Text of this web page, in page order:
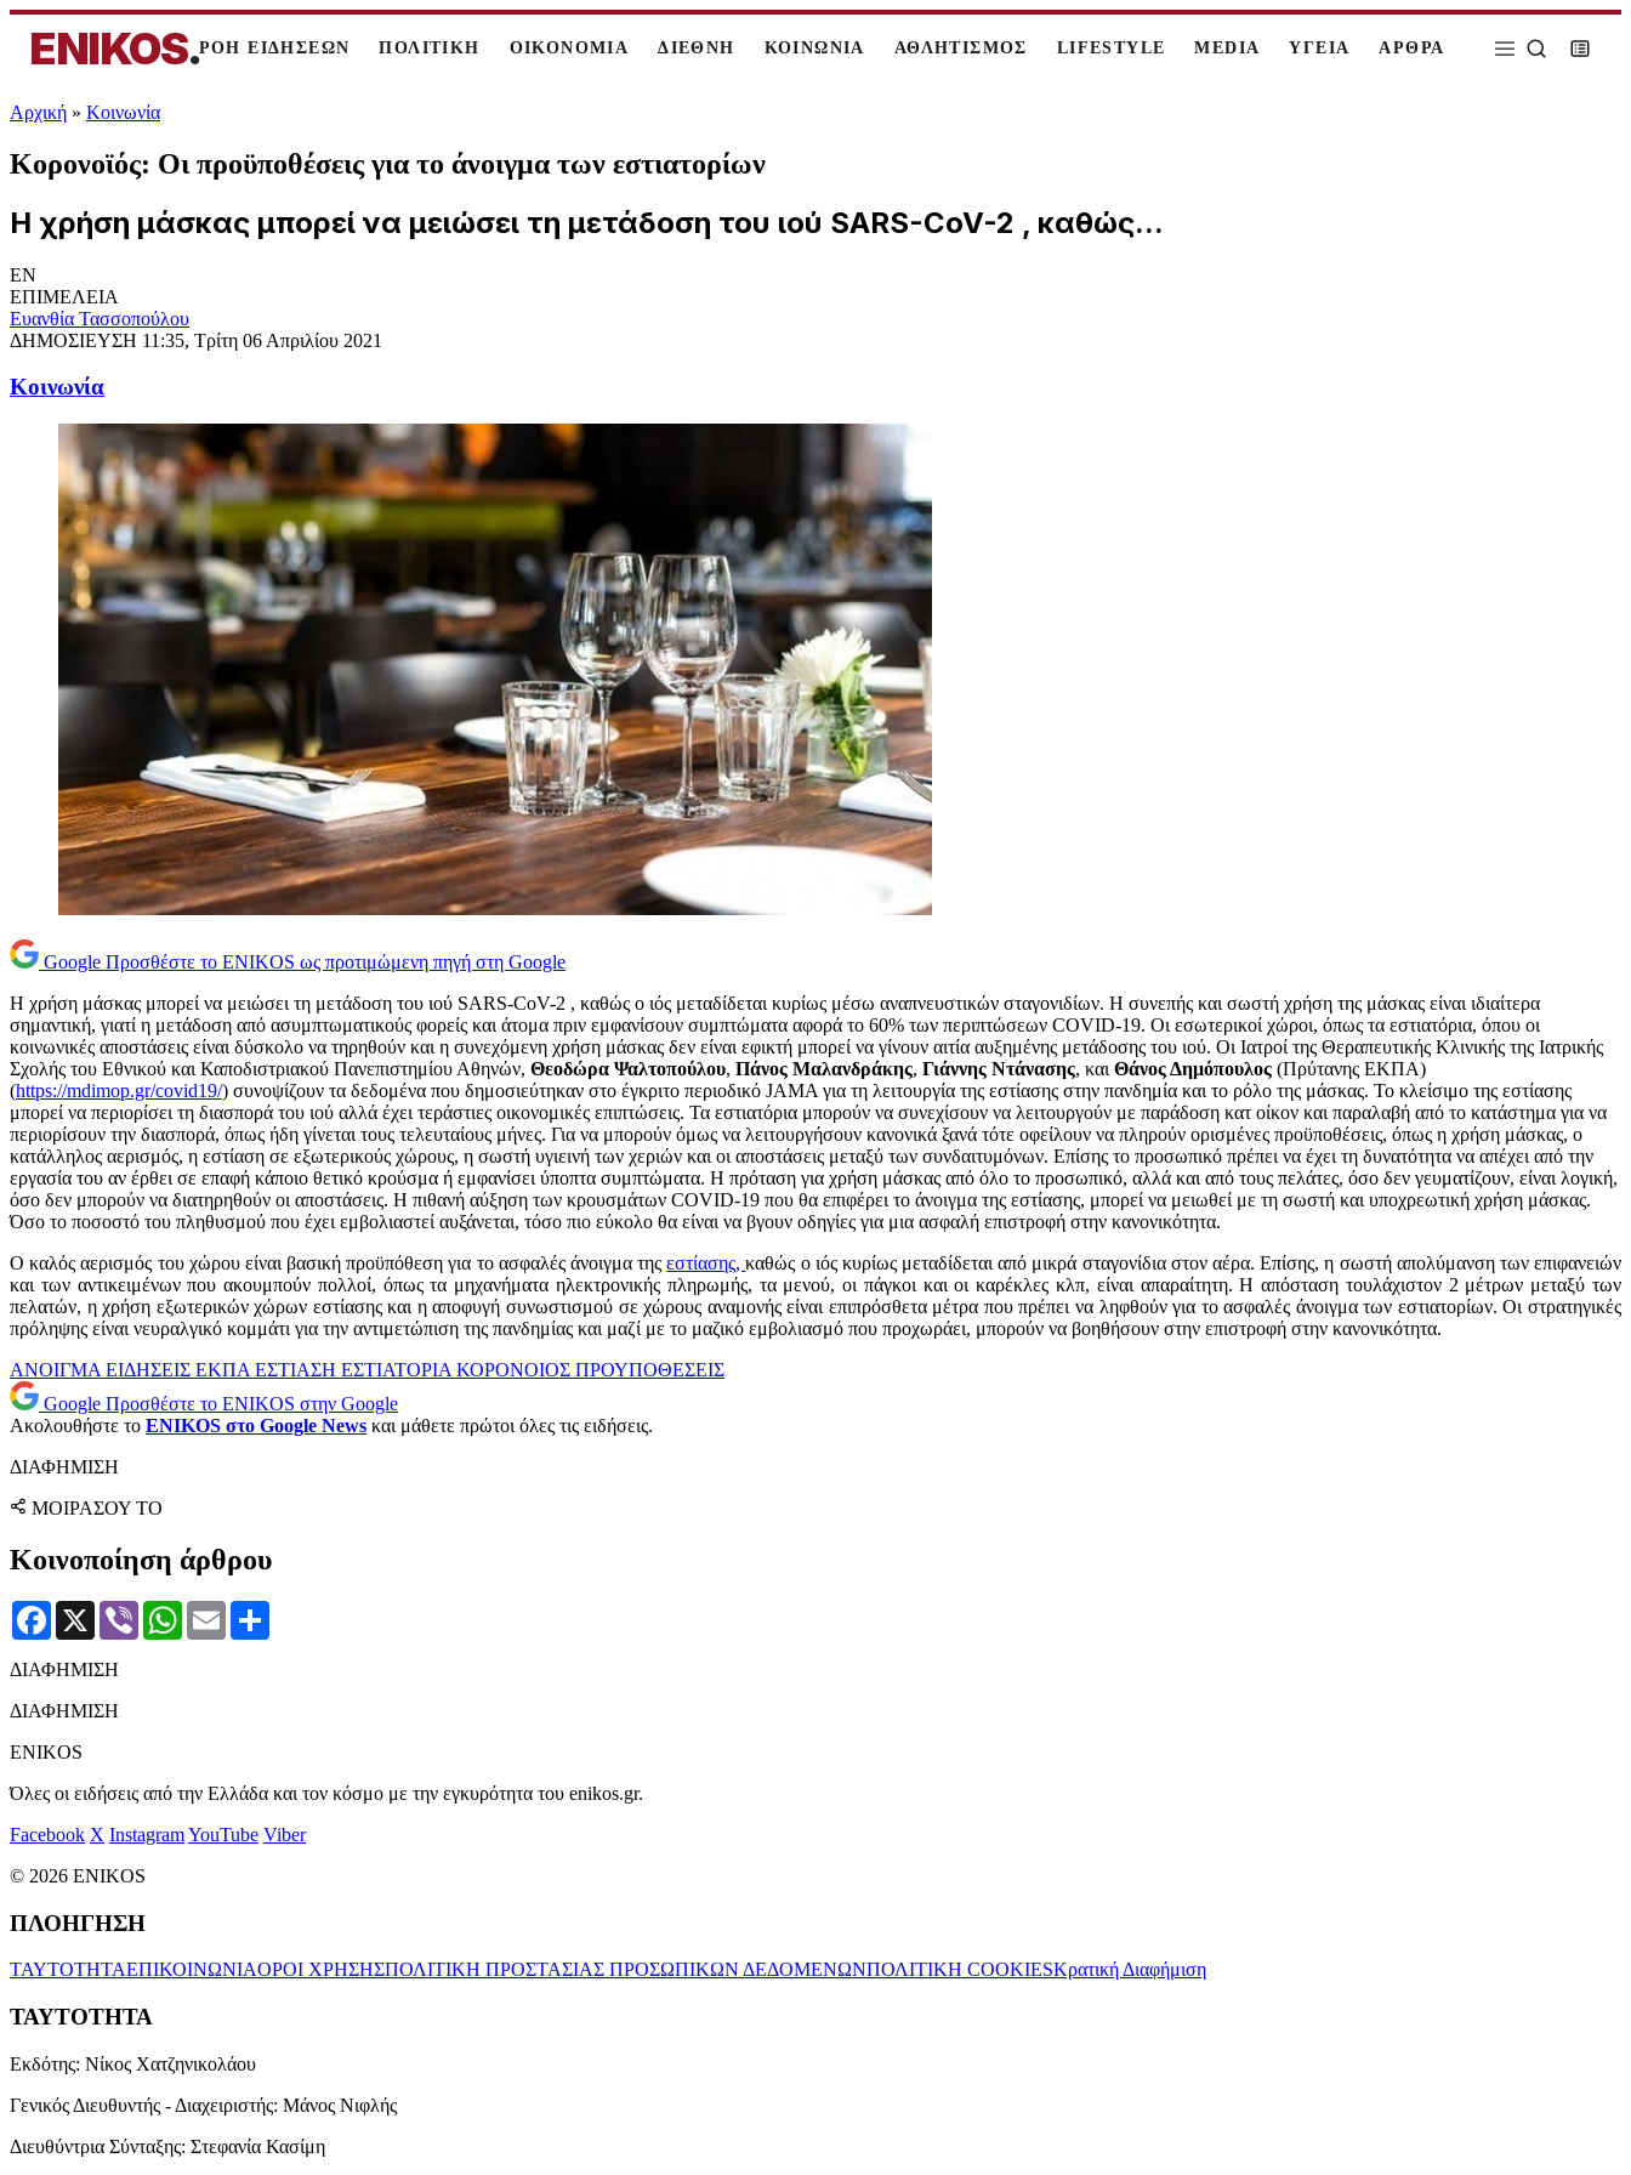
ENIKOS.ΡΟΗ ΕΙΔΗΣΕΩΝ ΠΟΛΙΤΙΚΗ ΟΙΚΟΝΟΜΙΑ ΔΙΕΘΝΗ ΚΟΙΝΩΝΙΑ ΑΘΛΗΤΙΣΜΟΣ LIFESTYLE MEDIA ΥΓΕΙΑ ΑΡΘΡΑ
Αρχική » Κοινωνία
Κορονοϊός: Οι προϋποθέσεις για το άνοιγμα των εστιατορίων
Η χρήση μάσκας μπορεί να μειώσει τη μετάδοση του ιού SARS-CoV-2 , καθώς...
EN
ΕΠΙΜΕΛΕΙΑ
Ευανθία Τασσοπούλου
ΔΗΜΟΣΙΕΥΣΗ 11:35, Τρίτη 06 Απριλίου 2021
Κοινωνία
Google Προσθέστε το ENIKOS ως προτιμώμενη πηγή στη Google
Η χρήση μάσκας μπορεί να μειώσει τη μετάδοση του ιού SARS-CoV-2 , καθώς ο ιός μεταδίδεται κυρίως μέσω αναπνευστικών σταγονιδίων. Η συνεπής και σωστή χρήση της μάσκας είναι ιδιαίτερα
σημαντική, γιατί η μετάδοση από ασυμπτωματικούς φορείς και άτομα πριν εμφανίσουν συμπτώματα αφορά το 60% των περιπτώσεων COVID-19. Οι εσωτερικοί χώροι, όπως τα εστιατόρια, όπου οι
κοινωνικές αποστάσεις είναι δύσκολο να τηρηθούν και η συνεχόμενη χρήση μάσκας δεν είναι εφικτή μπορεί να γίνουν αιτία αυξημένης μετάδοσης του ιού. Οι Ιατροί της Θεραπευτικής Κλινικής της Ιατρικής
Σχολής του Εθνικού και Καποδιστριακού Πανεπιστημίου Αθηνών, Θεοδώρα Ψαλτοπούλου, Πάνος Μαλανδράκης, Γιάννης Ντάνασης, και Θάνος Δημόπουλος (Πρύτανης ΕΚΠΑ)
(https://mdimop.gr/covid19/) συνοψίζουν τα δεδομένα που δημοσιεύτηκαν στο έγκριτο περιοδικό JAMA για τη λειτουργία της εστίασης στην πανδημία και το ρόλο της μάσκας. Το κλείσιμο της εστίασης
μπορεί να περιορίσει τη διασπορά του ιού αλλά έχει τεράστιες οικονομικές επιπτώσεις. Τα εστιατόρια μπορούν να συνεχίσουν να λειτουργούν με παράδοση κατ οίκον και παραλαβή από το κατάστημα για να
περιορίσουν την διασπορά, όπως ήδη γίνεται τους τελευταίους μήνες. Για να μπορούν όμως να λειτουργήσουν κανονικά ξανά τότε οφείλουν να πληρούν ορισμένες προϋποθέσεις, όπως η χρήση μάσκας, ο
κατάλληλος αερισμός, η εστίαση σε εξωτερικούς χώρους, η σωστή υγιεινή των χεριών και οι αποστάσεις μεταξύ των συνδαιτυμόνων. Επίσης το προσωπικό πρέπει να έχει τη δυνατότητα να απέχει από την
εργασία του αν έρθει σε επαφή κάποιο θετικό κρούσμα ή εμφανίσει ύποπτα συμπτώματα. Η πρόταση για χρήση μάσκας από όλο το προσωπικό, αλλά και από τους πελάτες, όσο δεν γευματίζουν, είναι λογική,
όσο δεν μπορούν να διατηρηθούν οι αποστάσεις. Η πιθανή αύξηση των κρουσμάτων COVID-19 που θα επιφέρει το άνοιγμα της εστίασης, μπορεί να μειωθεί με τη σωστή και υποχρεωτική χρήση μάσκας.
Όσο το ποσοστό του πληθυσμού που έχει εμβολιαστεί αυξάνεται, τόσο πιο εύκολο θα είναι να βγουν οδηγίες για μια ασφαλή επιστροφή στην κανονικότητα.
Ο καλός αερισμός του χώρου είναι βασική προϋπόθεση για το ασφαλές άνοιγμα τηςεστίασης,καθώς ο ιός κυρίως μεταδίδεται από μικρά σταγονίδια στον αέρα. Επίσης, η σωστή απολύμανση των επιφανειών
και των αντικειμένων που ακουμπούν πολλοί, όπως τα μηχανήματα ηλεκτρονικής πληρωμής, τα μενού, οι πάγκοι και οι καρέκλες κλπ, είναι απαραίτητη. Η απόσταση τουλάχιστον 2 μέτρων μεταξύ των
πελατών, η χρήση εξωτερικών χώρων εστίασης και η αποφυγή συνωστισμού σε χώρους αναμονής είναι επιπρόσθετα μέτρα που πρέπει να ληφθούν για το ασφαλές άνοιγμα των εστιατορίων. Οι στρατηγικές
πρόληψης είναι νευραλγικό κομμάτι για την αντιμετώπιση της πανδημίας και μαζί με το μαζικό εμβολιασμό που προχωράει, μπορούν να βοηθήσουν στην επιστροφή στην κανονικότητα.
ΑΝΟΙΓΜΑ ΕΙΔΗΣΕΙΣ ΕΚΠΑ ΕΣΤΙΑΣΗ ΕΣΤΙΑΤΟΡΙΑ ΚΟΡΟΝΟΙΟΣ ΠΡΟΥΠΟΘΕΣΕΙΣ
Google Προσθέστε το ENIKOS στην Google
Ακολουθήστε το ENIKOS στο Google News και μάθετε πρώτοι όλες τις ειδήσεις.
ΔΙΑΦΗΜΙΣΗ
ΜΟΙΡΑΣΟΥ ΤΟ
Κοινοποίηση άρθρου
Facebook
X Viber WhatsApp
Email
ΔΙΑΦΗΜΙΣΗ
ΔΙΑΦΗΜΙΣΗ
ENIKOS
Όλες οι ειδήσεις από την Ελλάδα και τον κόσμο με την εγκυρότητα του enikos.gr.
Facebook X InstagramYouTube Viber
© 2026 ENIKOS
ΠΛΟΗΓΗΣΗ
ΤΑΥΤΟΤΗΤΑΕΠΙΚΟΙΝΩΝΙΑΟΡΟΙ ΧΡΗΣΗΣΠΟΛΙΤΙΚΗ ΠΡΟΣΤΑΣΙΑΣ ΠΡΟΣΩΠΙΚΩΝ ΔΕΔΟΜΕΝΩΝΠΟΛΙΤΙΚΗ COOKIESΚρατική Διαφήμιση
ΤΑΥΤΟΤΗΤΑ
Εκδότης: Νίκος Χατζηνικολάου
Γενικός Διευθυντής - Διαχειριστής: Μάνος Νιφλής
Διευθύντρια Σύνταξης: Στεφανία Κασίμη